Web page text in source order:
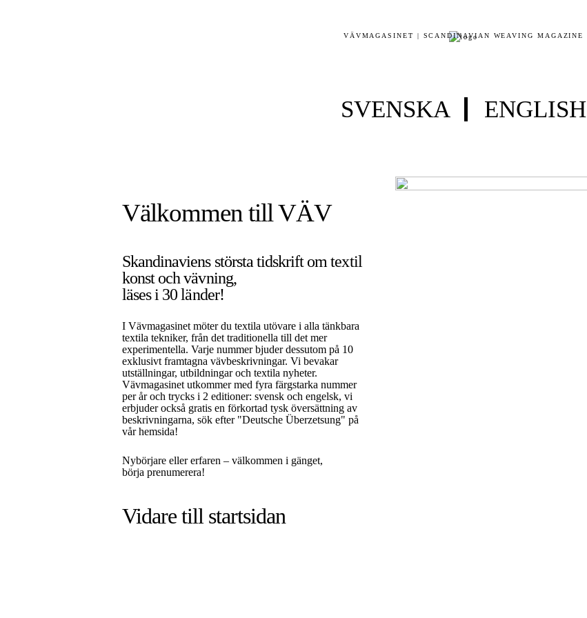
VÄVMAGASINET | SCANDINAVIAN WEAVING MAGAZINE
SVENSKA ENGLISH
Välkommen till VÄV
Skandinaviens största tidskrift om textil
konst och vävning,
läses i 30 länder!
I Vävmagasinet möter du textila utövare i alla tänkbara
textila tekniker, från det traditionella till det mer
experimentella. Varje nummer bjuder dessutom på 10
exklusivt framtagna vävbeskrivningar. Vi bevakar
utställningar, utbildningar och textila nyheter.
Vävmagasinet utkommer med fyra färgstarka nummer
per år och trycks i 2 editioner: svensk och engelsk, vi
erbjuder också gratis en förkortad tysk översättning av
beskrivningarna, sök efter "Deutsche Überzetsung" på
vår hemsida!
Nybörjare eller erfaren – välkommen i gänget,
börja prenumerera!
Vidare till startsidan